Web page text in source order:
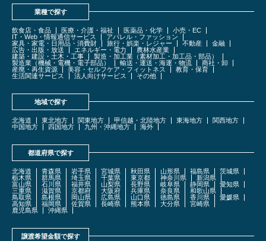
業種で探す
飲食店・食品 医療・介護・福祉 医薬品・化学
小売・EC
IT・Web・情報通信サービス
アパレル・ファッション
家具・家電・日用品・消費財
旅行・娯楽・レジャー 不動産
金融
広告・出版・放送
エネルギー・電力
農林水産業
建築・建設・土木・工事
製造・加工業（素材加工・加工品・部品）
製造業（機械・電機・電子部品）
輸送・運送・海運・物流
商社・卸
産廃・再生資源
美容・セルフケア・フィットネス
教育・保育
生活関連サービス
法人向けサービス その他
地域で探す
北海道 東北地方 関東地方 甲信越・北陸地方 東海地方
関西地方
中国地方
四国地方 九州・沖縄地方 海外
都道府県で探す
北海道 青森県 岩手県 宮城県 秋田県 山形県 福島県
茨城県
栃木県
群馬県 埼玉県 千葉県 東京都 神奈川県
新潟県
富山県
石川県 福井県 山梨県 長野県 岐阜県 静岡県
愛知県
三重県
滋賀県 京都府 大阪府 兵庫県 奈良県
和歌山県
鳥取県
島根県 岡山県 広島県 山口県 徳島県 香川県
愛媛県
高知県
福岡県 佐賀県 長崎県 熊本県 大分県
宮崎県
鹿児島県
沖縄県
譲渡希望金額で探す